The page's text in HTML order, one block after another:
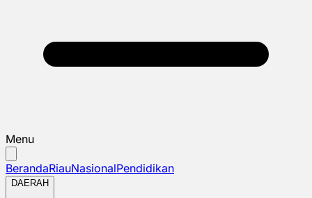
Menu
BerandaRiauNasionalPendidikan
DAERAH